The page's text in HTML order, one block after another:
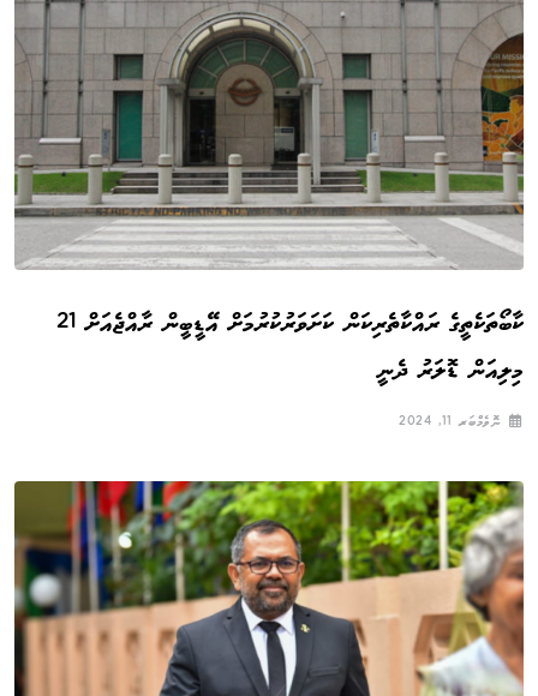
ކާބޯތަކެތީގެ ރައްކާތެރިކަން ކަށަވަރުކުރުމަށް އޭޑީބީން ރާއްޖެއަށް 21
މިލިއަން ޑޮލަރު ދެނީ
ނޮވެމްބަރ 11, 2024